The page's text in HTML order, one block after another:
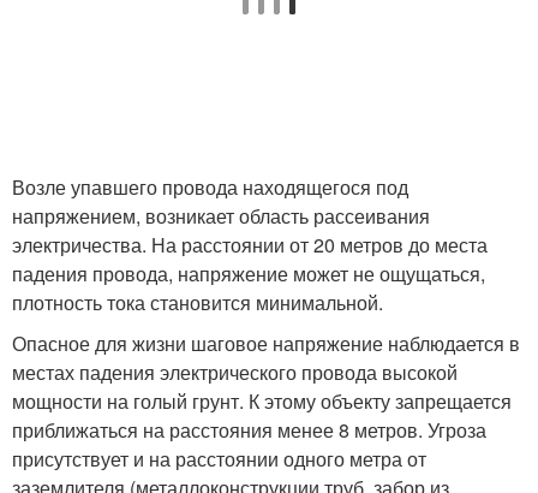
Возле упавшего провода находящегося под
напряжением, возникает область рассеивания
электричества. На расстоянии от 20 метров до места
падения провода, напряжение может не ощущаться,
плотность тока становится минимальной.
Опасное для жизни шаговое напряжение наблюдается в
местах падения электрического провода высокой
мощности на голый грунт. К этому объекту запрещается
приближаться на расстояния менее 8 метров. Угроза
присутствует и на расстоянии одного метра от